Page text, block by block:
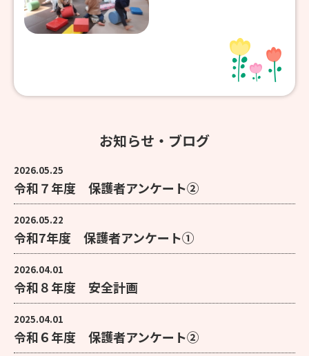
お知らせ・ブログ
2026.05.25
令和７年度 保護者アンケート②
2026.05.22
令和7年度 保護者アンケート①
2026.04.01
令和８年度 安全計画
2025.04.01
令和６年度 保護者アンケート②